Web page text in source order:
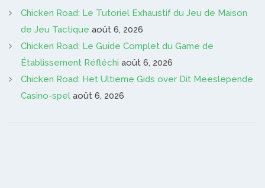
Chicken Road: Le Tutoriel Exhaustif du Jeu de Maison
de Jeu Tactique août 6, 2026
Chicken Road: Le Guide Complet du Game de
Établissement Réfléchi août 6, 2026
Chicken Road: Het Ultieme Gids over Dit Meeslepende
Casino-spel août 6, 2026